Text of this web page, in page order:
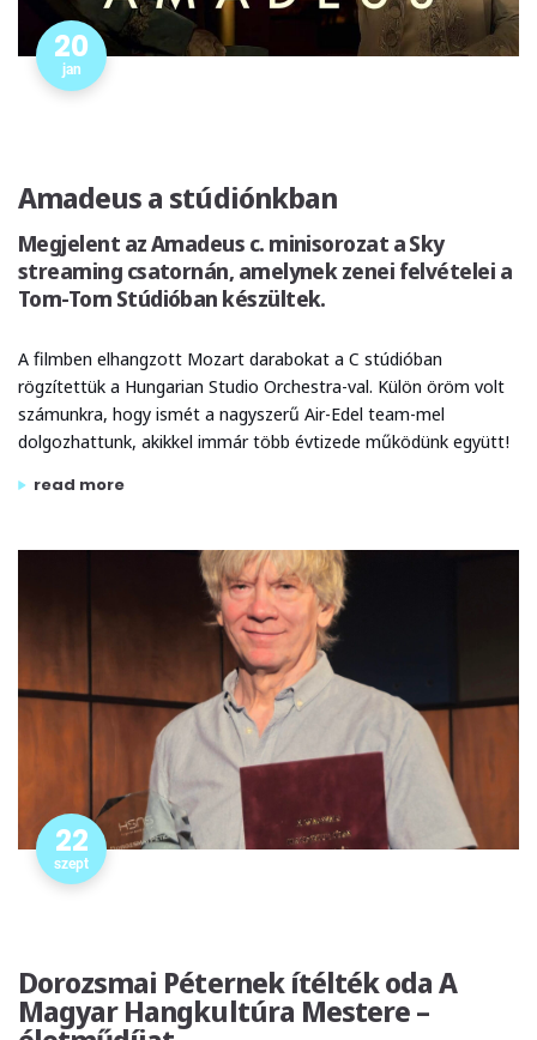
20
jan
Amadeus a stúdiónkban
Megjelent az Amadeus c. minisorozat a Sky
streaming csatornán, amelynek zenei felvételei a
Tom-Tom Stúdióban készültek.
A filmben elhangzott Mozart darabokat a C stúdióban
rögzítettük a Hungarian Studio Orchestra-val. Külön öröm volt
számunkra, hogy ismét a nagyszerű Air-Edel team-mel
dolgozhattunk, akikkel immár több évtizede működünk együtt!
read more
„amadeus a stúdiónkban”
22
szept
Dorozsmai Péternek ítélték oda A
Magyar Hangkultúra Mestere –